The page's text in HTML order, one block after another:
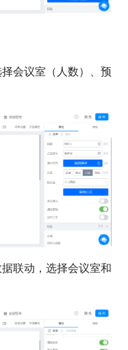
会议室（人数）、预
联动，选择会议室和